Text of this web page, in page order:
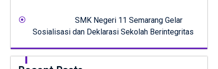
SMK Negeri 11 Semarang Gelar
Sosialisasi dan Deklarasi Sekolah Berintegritas